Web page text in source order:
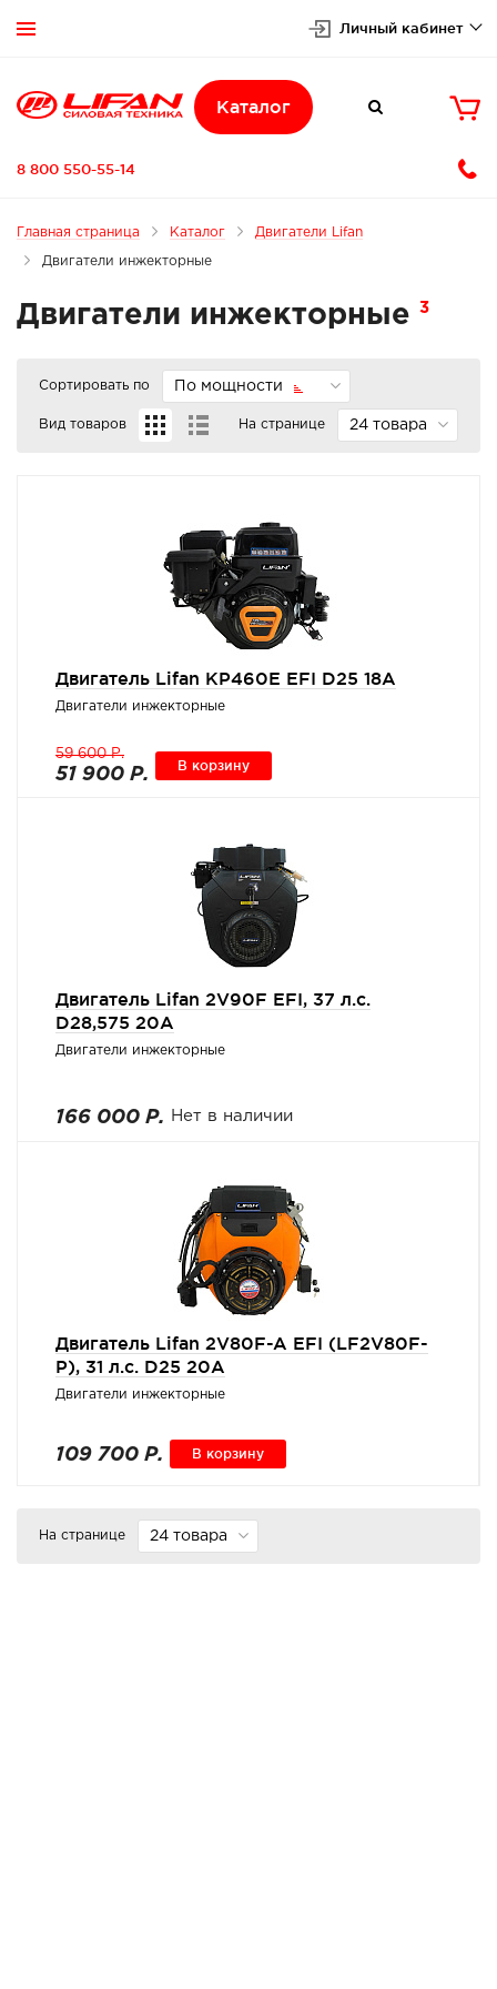
 Личный кабинет
Каталог  
8 800 550-55-14
Главная страница Каталог Двигатели Lifan
Двигатели инжекторные
Двигатели инжекторные 3
Сортировать по По мощности
Вид товаров На странице 24 товара
Двигатель Lifan KP460E EFI D25 18А
Двигатели инжекторные
59 600 Р.
51 900 Р. В корзину
Двигатель Lifan 2V90F EFI, 37 л.с.
D28,575 20A
Двигатели инжекторные
166 000 Р. Нет в наличии
Двигатель Lifan 2V80F-A EFI (LF2V80F-
P), 31 л.с. D25 20А
Двигатели инжекторные
109 700 Р. В корзину
На странице 24 товара